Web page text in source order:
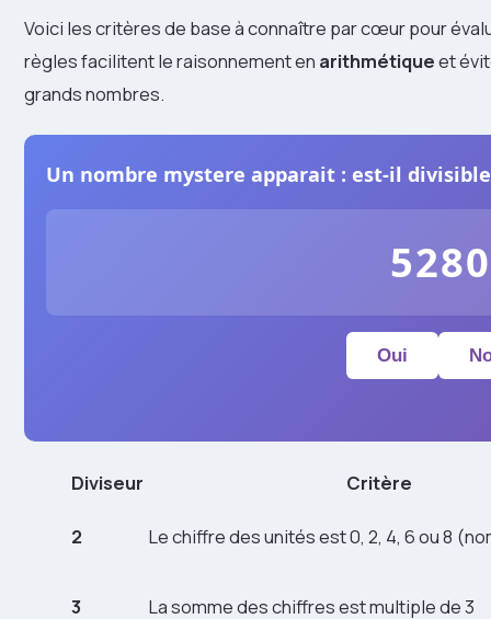
Voici les critères de base à connaître par cœur pour
règles facilitent le raisonnement en arithmétiqueet
grands nombres.
Un nombre mystere apparait : est-il divisible
5280
Oui
Diviseur Critère
2 Le chiffre des unités est 0, 2, 4, 6 ou 8
3 La somme des chiffres est multiple de 3